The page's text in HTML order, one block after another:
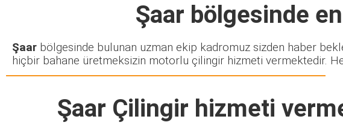
Şaar bölgesinde
Şaar bölgesinde bulunan uzman ekip kadromuz sizden haber
hiçbir bahane üretmeksizin motorlu çilingir hizmeti vermektedir.
Şaar Çilingir hizmeti